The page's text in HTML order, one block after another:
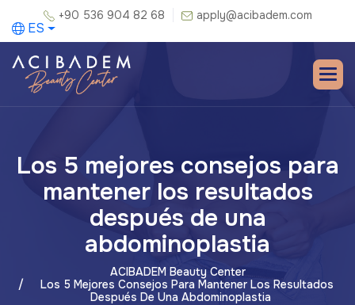
+90 536 904 82 68 apply@acibadem.com
ES
Los 5 mejores consejos para
mantener los resultados
después de una
abdominoplastia
ACIBADEM Beauty Center
Los 5 Mejores Consejos Para Mantener Los Resultados
Después De Una Abdominoplastia